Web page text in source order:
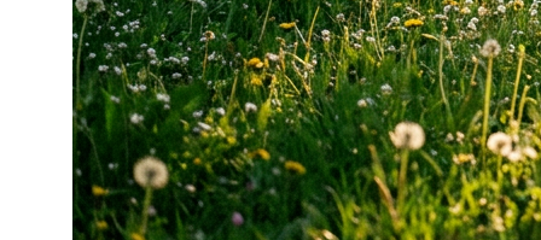
Ежедневно c 9:30 до 21:00 (мск)